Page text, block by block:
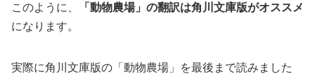
このように、
「動物農場」の翻訳は角川文庫版がオススメ
になります。
実際に角川文庫版の「動物農場」を最後まで読みました